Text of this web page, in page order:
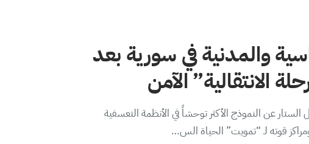
والمدنية في سورية بعد
الانتقالية” الآمن
عن النموذج الأكثر توحشاً في الأنظمة التعسفية
قوته لـ “تمويت” الحياة الس…